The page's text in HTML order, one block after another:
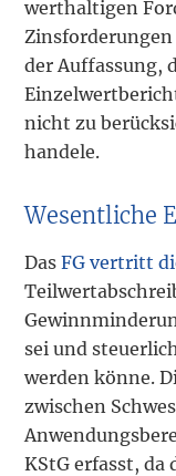
werthaltigen
der Auffassung,
nicht zu
handele.
Wesentliche
DasFG vertritt
sei und
werden könne.
zwischen
KStG erfasst, da